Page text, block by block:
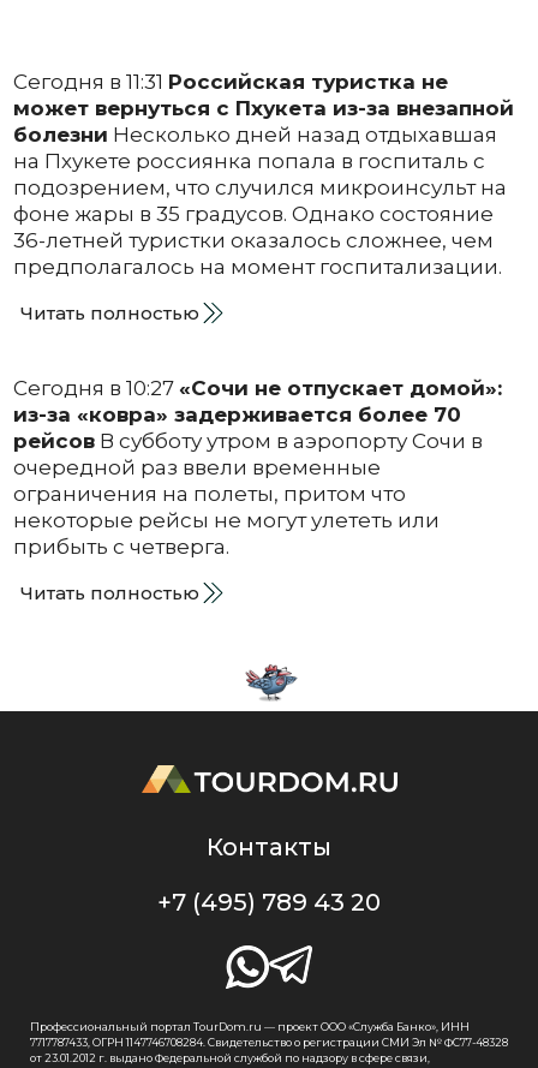
Сегодня в 11:31 Российская туристка не
может вернуться с Пхукета из-за внезапной
болезни Несколько дней назад отдыхавшая
на Пхукете россиянка попала в госпиталь с
подозрением, что случился микроинсульт на
фоне жары в 35 градусов. Однако состояние
36-летней туристки оказалось сложнее, чем
предполагалось на момент госпитализации.
Читать полностью
Сегодня в 10:27 «Сочи не отпускает домой»:
из-за «ковра» задерживается более 70
рейсовВ субботу утром в аэропорту Сочи в
очередной раз ввели временные
ограничения на полеты, притом что
некоторые рейсы не могут улететь или
прибыть с четверга.
Читать полностью
Контакты
+7 (495) 789 43 20
Профессиональный портал TourDom.ru — проект ООО «Служба Банко», ИНН
7717787433, ОГРН 1147746708284. Свидетельство о регистрации СМИ Эл № ФС77-48328
от 23.01.2012 г. выдано Федеральной службой по надзору в сфере связи,